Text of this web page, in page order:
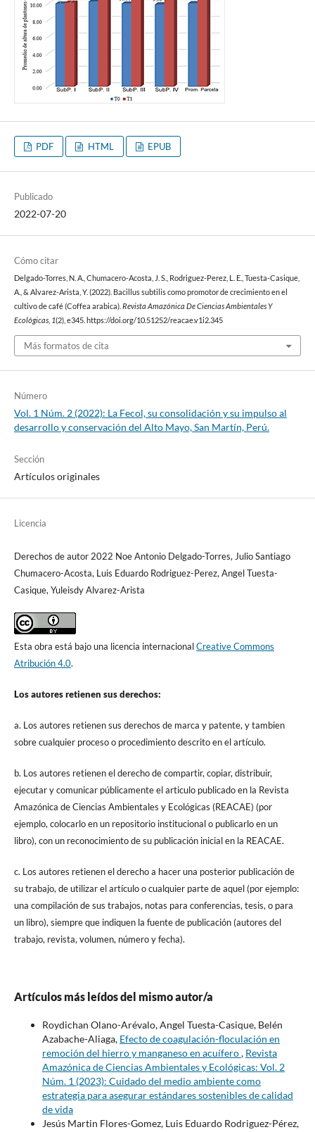
PDF HTML EPUB
Publicado
2022-07-20
Cómo citar
Delgado-Torres, N. A., Chumacero-Acosta, J. S., Rodriguez-Perez, L. E., Tuesta-Casique,
A., & Alvarez-Arista, Y. (2022). Bacillus subtilis como promotor de crecimiento en el
cultivo de café (Coffea arabica). Revista Amazónica De Ciencias Ambientales Y
Ecológicas, 1(2), e345. https://doi.org/10.51252/reacae.v1i2.345
Más formatos de cita
Número
Vol. 1 Núm. 2 (2022): La Fecol, su consolidación y su impulso al
desarrollo y conservación del Alto Mayo, San Martín, Perú.
Sección
Artículos originales
Licencia
Derechos de autor 2022 Noe Antonio Delgado-Torres, Julio Santiago
Chumacero-Acosta, Luis Eduardo Rodriguez-Perez, Angel Tuesta-
Casique, Yuleisdy Alvarez-Arista
Esta obra está bajo una licencia internacionalCreative Commons
Atribución 4.0.
Los autores retienen sus derechos:
a. Los autores retienen sus derechos de marca y patente, y tambien
sobre cualquier proceso o procedimiento descrito en el artículo.
b. Los autores retienen el derecho de compartir, copiar, distribuir,
ejecutar y comunicar públicamente el articulo publicado en la Revista
Amazónica de Ciencias Ambientales y Ecológicas (REACAE) (por
ejemplo, colocarlo en un repositorio institucional o publicarlo en un
libro), con un reconocimiento de su publicación inicial en la REACAE.
c. Los autores retienen el derecho a hacer una posterior publicación de
su trabajo, de utilizar el artículo o cualquier parte de aquel (por ejemplo:
una compilación de sus trabajos, notas para conferencias, tesis, o para
un libro), siempre que indiquen la fuente de publicación (autores del
trabajo, revista, volumen, número y fecha).
Artículos más leídos del mismo autor/a
Roydichan Olano-Arévalo, Angel Tuesta-Casique, Belén
Azabache-Aliaga, Efecto de coagulación-floculación en
remoción del hierro y manganeso en acuífero, Revista
Amazónica de Ciencias Ambientales y Ecológicas: Vol. 2
Núm. 1 (2023): Cuidado del medio ambiente como
estrategia para asegurar estándares sostenibles de calidad
de vida
Jesús Martin Flores-Gomez, Luis Eduardo Rodriguez-Pérez,